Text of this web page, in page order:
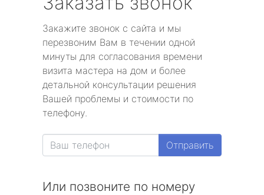
Закажите звонок с сайта и мы
перезвоним Вам в течении одной
минуты для согласования времени
визита мастера на дом и более
детальной консультации решения
Вашей проблемы и стоимости по
телефону.
Отправить
Или позвоните по номеру